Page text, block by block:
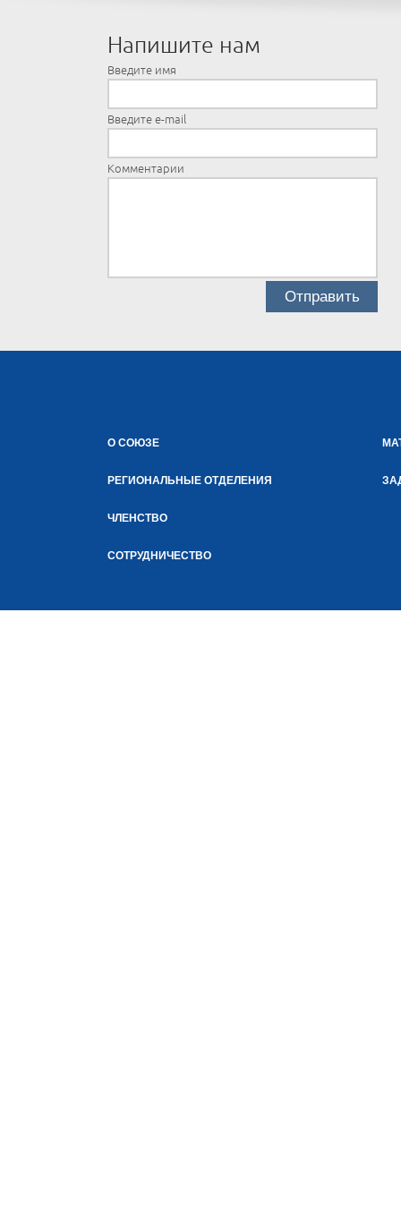
Напишите нам
Введите имя
Введите e-mail
Комментарии
О СОЮЗЕ
РЕГИОНАЛЬНЫЕ ОТДЕЛЕНИЯ
ЧЛЕНСТВО
СОТРУДНИЧЕСТВО